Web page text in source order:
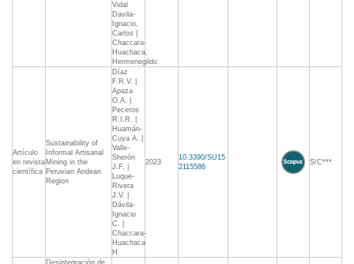
Vidal
Davila-
Ignacio,
Carlos |
Chaccara-
Huachaca,
Hermenegildo
Artículo
en revista
científica
Sustainability of
Informal Artisanal
Mining in the
Peruvian Andean
Region
Díaz
F.R.V. |
Apaza
O.A. |
Peceros
R.I.R. |
Huamán-
Cuya A. |
Valle-
Sherón
J.F. |
Luque-
Rivera
J.V. |
Dávila-
Ignacio
C. |
Chaccara-
Huachaca
H.
2023
10.3390/SU15
2115586
S/C***
Desintegración de